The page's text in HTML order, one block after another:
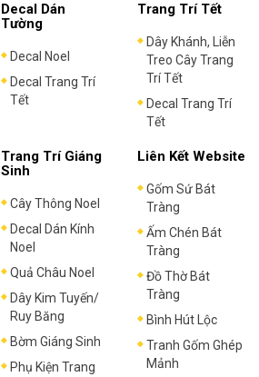
Decal Dán
Tường
Decal Noel
Decal Trang Trí
Tết
Trang Trí Tết
Dây Khánh, Liễn
Treo Cây Trang
Trí Tết
Decal Trang Trí
Tết
Trang Trí Giáng
Sinh
Cây Thông Noel
Decal Dán Kính
Noel
Quả Châu Noel
Dây Kim Tuyến/
Ruy Băng
Bờm Giáng Sinh
Phụ Kiện Trang
Liên Kết Website
Gốm Sứ Bát
Tràng
Ấm Chén Bát
Tràng
Đồ Thờ Bát
Tràng
Bình Hút Lộc
Tranh Gốm Ghép
Mảnh